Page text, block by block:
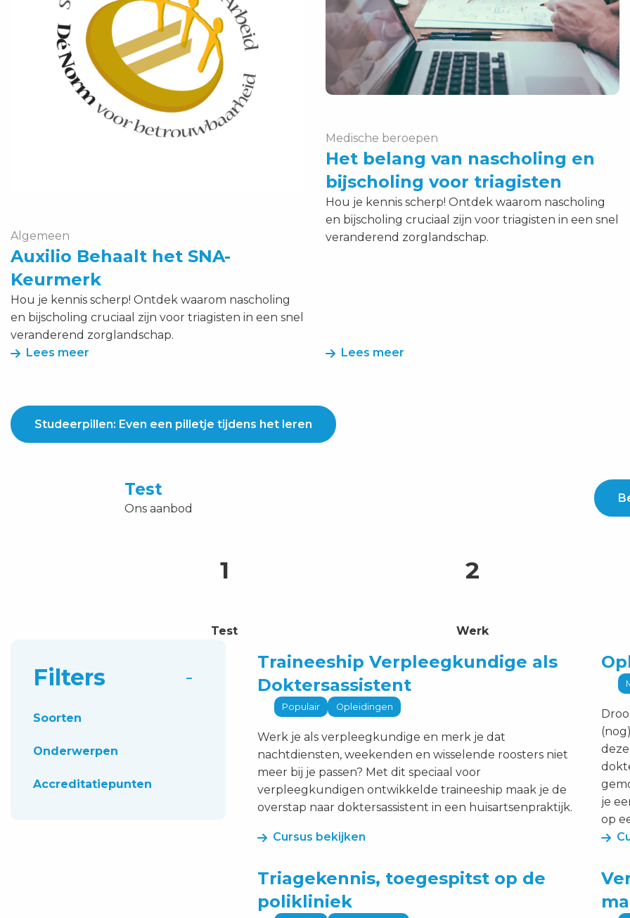
Algemeen
Auxilio Behaalt het SNA-
Keurmerk
Hou je kennis scherp! Ontdek waarom nascholing
en bijscholing cruciaal zijn voor triagisten in een snel
veranderend zorglandschap.
Lees meer
Keurmerk
Medische beroepen
Het belang van nascholing en
bijscholing voor triagisten
Hou je kennis scherp! Ontdek waarom nascholing
en bijscholing cruciaal zijn voor triagisten in een snel
veranderend zorglandschap.
Lees meer
nascholing
en
bijscholing
triagisten
Studeerpillen: Even een pilletje tijdens het leren
Test
Ons aanbod
1
Test
2
Werk
Filters
Soorten
Onderwerpen
Accreditatiepunten
Traineeship Verpleegkundige als
Doktersassistent
Populair Opleidingen
Werk je als verpleegkundige en merk je dat
nachtdiensten, weekenden en wisselende roosters niet
meer bij je passen? Met dit speciaal voor
verpleegkundigen ontwikkelde traineeship maak je de
overstap naar doktersassistent in een huisartsenpraktijk.
Cursus bekijken
Cursus
Verpleegkundige
bekijken
je
op
Triagekennis, toegespitst op de
polikliniek
Cursus
Triagekennis,
toegespitst